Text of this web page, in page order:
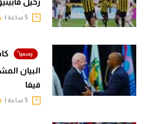
البيان
فيفا